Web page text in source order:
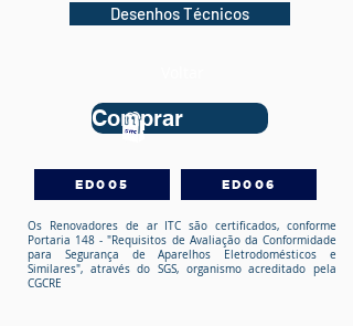
Desenhos Técnicos
Comprar
ED005 ED006
Os Renovadores de ar ITC são certificados, conforme
Portaria 148 - "Requisitos de Avaliação da Conformidade
para Segurança de Aparelhos Eletrodomésticos e
Similares", através do SGS, organismo acreditado pela
CGCRE